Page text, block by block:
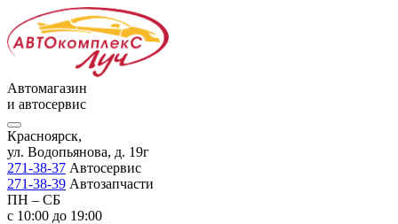
Автомагазин
и автосервис
Красноярск,
ул. Водопьянова, д. 19г
271-38-37 Автосервис
271-38-39 Автозапчасти
ПН – СБ
с 10:00 до 19:00